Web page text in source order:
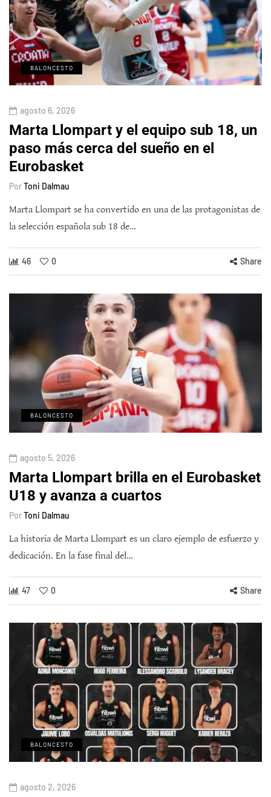
BALONCESTO
agosto 6, 2026
Marta Llompart y el equipo sub 18, un
paso más cerca del sueño en el
Eurobasket
PorToni Dalmau
Marta Llompart se ha convertido en una de las protagonistas de
la selección española sub 18 de…
46 0 Share
BALONCESTO
agosto 5, 2026
Marta Llompart brilla en el Eurobasket
U18 y avanza a cuartos
PorToni Dalmau
La historia de Marta Llompart es un claro ejemplo de esfuerzo y
dedicación. En la fase final del…
47 0 Share
BALONCESTO
agosto 2, 2026